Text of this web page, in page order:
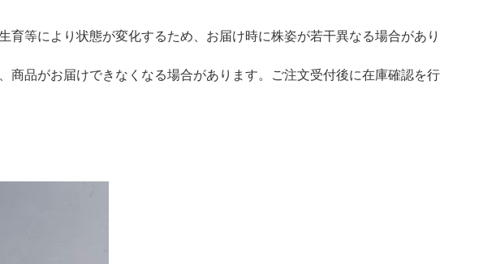
育等により状態が変化するため、お届け時に株姿が若干異なる場合があり
商品がお届けできなくなる場合があります。ご注文受付後に在庫確認を行